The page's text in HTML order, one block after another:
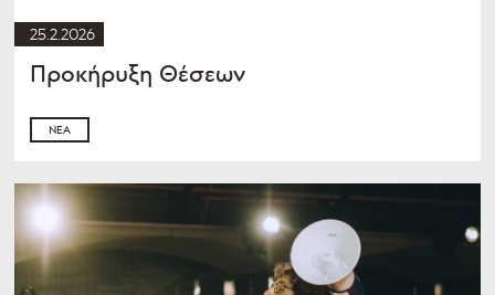
25.2.2026
Προκήρυξη Θέσεων
ΝΈΑ